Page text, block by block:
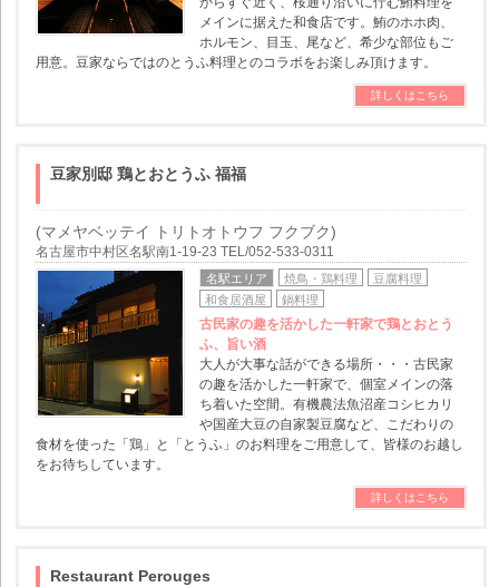
メインに据えた和食店です。鮪のホホ肉、
ホルモン、目玉、尾など、希少な部位もご
用意。豆家ならではのとうふ料理とのコラボをお楽しみ頂けます。
詳しくはこちら
豆家別邸 鶏とおとうふ 福福
(マメヤベッテイ トリトオトウフ フクブク)
名古屋市中村区名駅南1-19-23 TEL/052-533-0311
名駅エリア 焼鳥・鶏料理
豆腐料理
和食居酒屋
鍋料理
古民家の趣を活かした一軒家で鶏とおとう
ふ、旨い酒
大人が大事な話ができる場所・・・古民家
の趣を活かした一軒家で、個室メインの落
ち着いた空間。有機農法魚沼産コシヒカリ
や国産大豆の自家製豆腐など、こだわりの
食材を使った「鶏」と「とうふ」のお料理をご用意して、皆様のお越し
をお待ちしています。
詳しくはこちら
Restaurant Perouges